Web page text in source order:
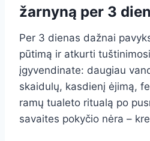
žarnyną per 3
Per 3 dienas dažnai
pūtimą ir atkurti
įgyvendinate: daugiau
skaidulų, kasdienį ėjimą,
ramų tualeto ritualą po
savaites pokyčio nėra –